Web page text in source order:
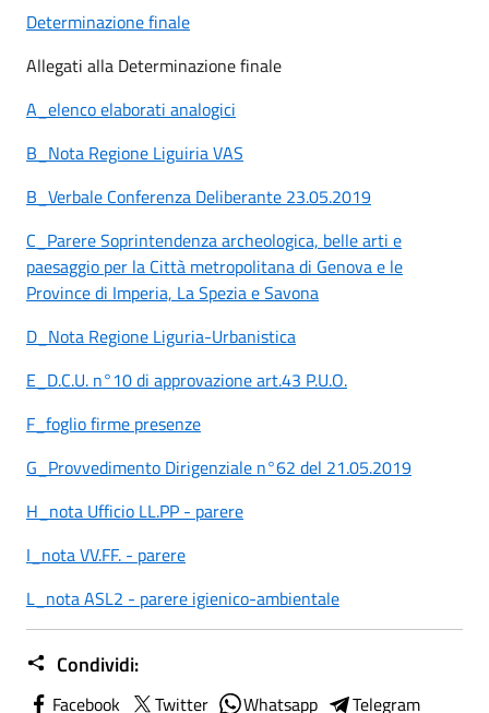
Determinazione finale
Allegati alla Determinazione finale
A_elenco elaborati analogici
B_Nota Regione Liguiria VAS
B_Verbale Conferenza Deliberante 23.05.2019
C_Parere Soprintendenza archeologica, belle arti e
paesaggio per la Città metropolitana di Genova e le
Province di Imperia, La Spezia e Savona
D_Nota Regione Liguria-Urbanistica
E_D.C.U. n°10 di approvazione art.43 P.U.O.
F_foglio firme presenze
G_Provvedimento Dirigenziale n°62 del 21.05.2019
H_nota Ufficio LL.PP - parere
I_nota VV.FF. - parere
L_nota ASL2 - parere igienico-ambientale
Condividi:
Facebook Twitter Whatsapp
Telegram